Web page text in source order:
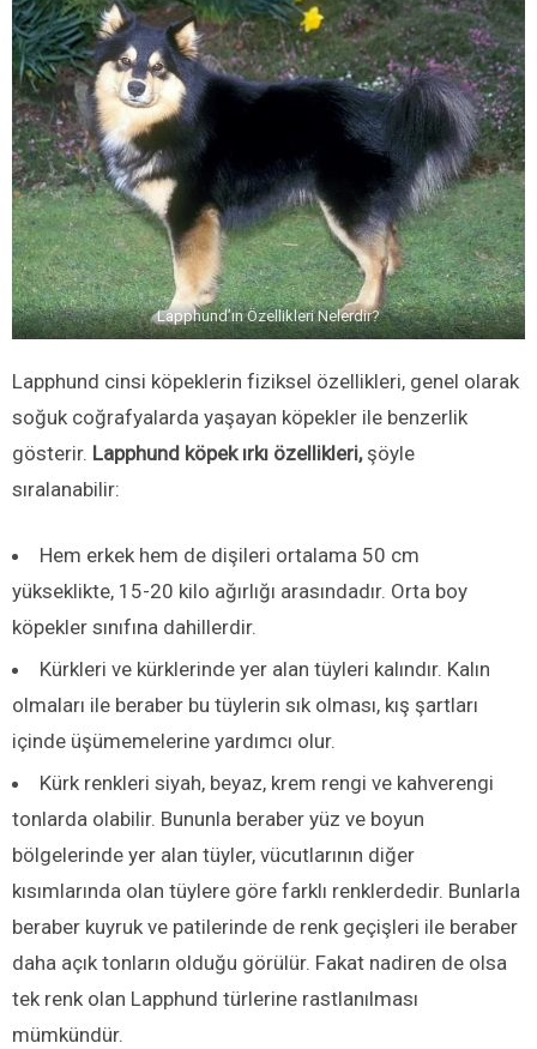
Lapphund’ın Özellikleri Nelerdir?
Lapphund cinsi köpeklerin fiziksel özellikleri, genel olarak
soğuk coğrafyalarda yaşayan köpekler ile benzerlik
gösterir. Lapphund köpek ırkı özellikleri, şöyle
sıralanabilir:
Hem erkek hem de dişileri ortalama 50 cm
yükseklikte, 15-20 kilo ağırlığı arasındadır. Orta boy
köpekler sınıfına dahillerdir.
Kürkleri ve kürklerinde yer alan tüyleri kalındır. Kalın
olmaları ile beraber bu tüylerin sık olması, kış şartları
içinde üşümemelerine yardımcı olur.
Kürk renkleri siyah, beyaz, krem rengi ve kahverengi
tonlarda olabilir. Bununla beraber yüz ve boyun
bölgelerinde yer alan tüyler, vücutlarının diğer
kısımlarında olan tüylere göre farklı renklerdedir. Bunlarla
beraber kuyruk ve patilerinde de renk geçişleri ile beraber
daha açık tonların olduğu görülür. Fakat nadiren de olsa
tek renk olan Lapphund türlerine rastlanılması
mümkündür.